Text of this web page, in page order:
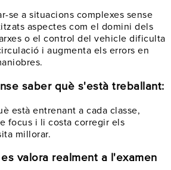
se a situacions complexes sense
aspectes com el domini dels
o el control del vehicle dificulta
i augmenta els errors en
saber què s'està treballant:
està entrenant a cada classe,
focus i li costa corregir els
millorar.
valora realment a l'examen